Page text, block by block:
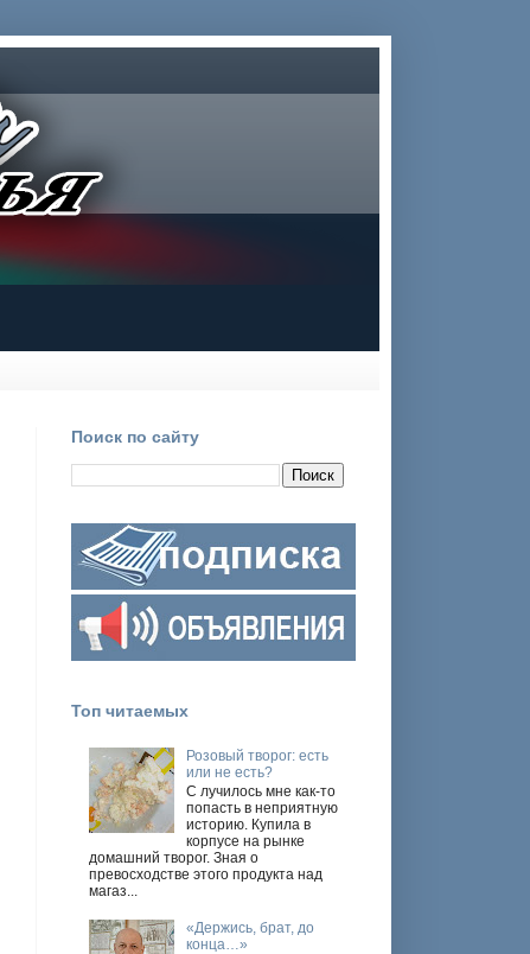
Поиск по сайту
Топ читаемых
Розовый творог: есть
или не есть?
С лучилось мне как-то
попасть в неприятную
историю. Купила в
корпусе на рынке
домашний творог. Зная о
превосходстве этого продукта над
магаз...
«Держись, брат, до
конца…»